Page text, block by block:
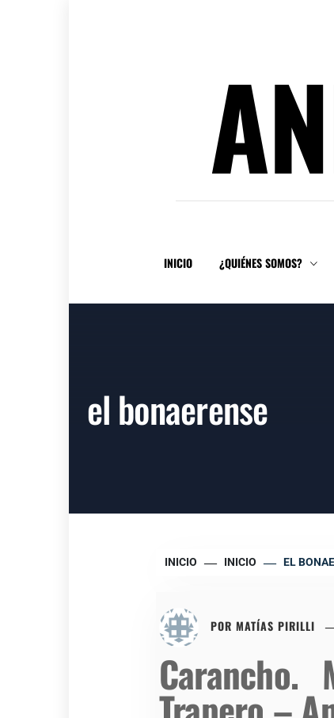
INICIO ¿QUIÉNES SOMOS?
el bonaerense
INICIO INICIO EL
POR MATÍAS PIRILLI